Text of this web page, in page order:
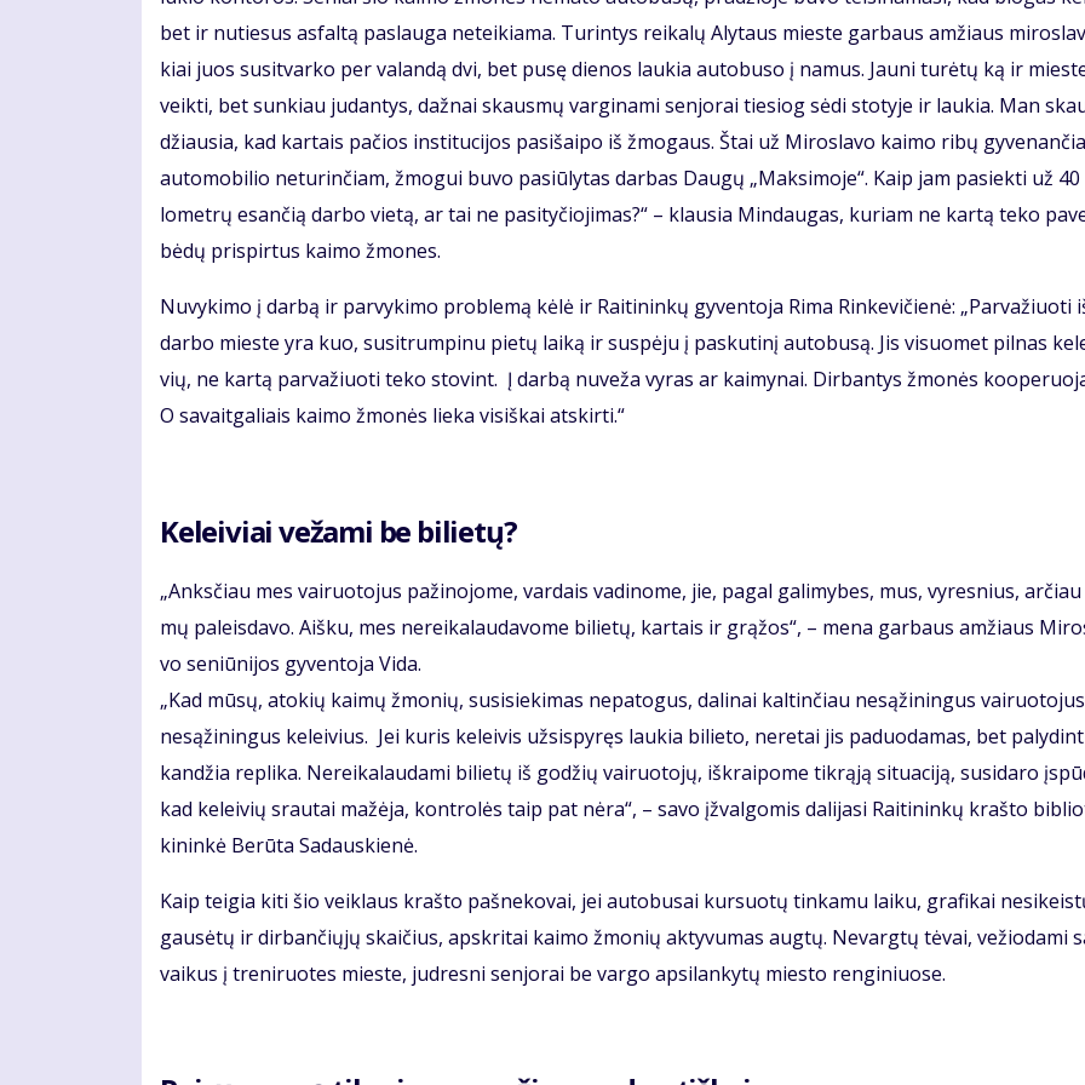
bet ir nu­tie­sus as­fal­tą pa­slau­ga ne­tei­kia­ma. Tu­rin­tys rei­ka­lų Aly­taus mies­te gar­baus am­žiaus
kiai juos su­si­tvar­ko per va­lan­dą dvi, bet pu­sę die­nos lau­kia au­to­bu­so į na­mus. Jau­ni tu­rė­tų ką ir
veik­ti, bet sun­kiau ju­dan­tys, daž­nai skaus­mų var­gi­na­mi sen­jo­rai tie­siog sė­di sto­ty­je ir lau­kia. Man
džiau­sia, kad kar­tais pa­čios ins­ti­tu­ci­jos pa­si­šai­po iš žmo­gaus. Štai už Mi­ros­la­vo kai­mo ri­bų
au­to­mo­bi­lio ne­tu­rin­čiam, žmo­gui bu­vo pa­siū­ly­tas dar­bas Dau­gų „Mak­si­mo­je“. Kaip jam pa­siek­ti už
lo­met­rų esan­čią dar­bo vie­tą, ar tai ne pa­si­ty­čio­ji­mas?“ – klau­sia Min­dau­gas, ku­riam ne kar­tą te­ko
bė­dų pri­spir­tus kai­mo žmo­nes.
Nu­vy­ki­mo į dar­bą ir par­vy­ki­mo pro­ble­mą kė­lė ir Rai­ti­nin­kų gy­ven­to­ja Ri­ma Rin­ke­vi­čie­nė: „Par­va­žiuo­ti
dar­bo mies­te yra kuo, su­si­trum­pi­nu pie­tų lai­ką ir su­spė­ju į pas­ku­ti­nį au­to­bu­są. Jis vi­suo­met pil­nas
vių, ne kar­tą par­va­žiuo­ti te­ko sto­vint. Į dar­bą nu­ve­ža vy­ras ar kai­my­nai. Dir­ban­tys žmo­nės
O sa­vait­ga­liais kai­mo žmo­nės lie­ka vi­siš­kai at­skir­ti.“
Ke­lei­viai ve­ža­mi be bi­lie­tų?
„Anks­čiau mes vai­ruo­to­jus pa­ži­no­jo­me, var­dais va­di­no­me, jie, pa­gal ga­li­my­bes, mus, vy­res­nius,
mų pa­leis­da­vo. Aiš­ku, mes ne­rei­ka­lau­da­vo­me bi­lie­tų, kar­tais ir grą­žos“, – me­na gar­baus am­žiaus
vo se­niū­ni­jos gy­ven­to­ja Vi­da.
„Kad mū­sų, ato­kių kai­mų žmo­nių, su­si­sie­ki­mas ne­pa­to­gus, da­li­nai kal­tin­čiau ne­są­ži­nin­gus
ne­są­ži­nin­gus ke­lei­vius. Jei ku­ris ke­lei­vis už­si­spy­ręs lau­kia bi­lie­to, ne­re­tai jis pa­duo­da­mas, bet pa­ly­dint
kan­džia re­pli­ka. Ne­rei­ka­lau­da­mi bi­lie­tų iš go­džių vai­ruo­to­jų, iš­krai­po­me tik­rą­ją si­tu­a­ci­ją, su­si­da­ro
kad ke­lei­vių srau­tai ma­žė­ja, kon­tro­lės taip pat nė­ra“, – sa­vo įžval­go­mis da­li­ja­si Rai­ti­nin­kų kraš­to
ki­nin­kė Be­rū­ta Sa­daus­kie­nė.
Kaip tei­gia ki­ti šio veik­laus kraš­to pa­šne­ko­vai, jei au­to­bu­sai kur­suo­tų tin­ka­mu lai­ku, gra­fi­kai
gau­sė­tų ir dir­ban­čių­jų skai­čius, ap­skri­tai kai­mo žmo­nių ak­ty­vu­mas aug­tų. Ne­varg­tų tė­vai, ve­žio­da­mi
vai­kus į tre­ni­ruo­tes mies­te, jud­res­ni sen­jo­rai be var­go ap­si­lan­ky­tų mies­to ren­gi­niuo­se.